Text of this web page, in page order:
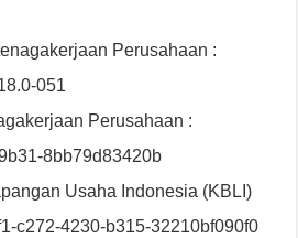
Perusahaan :
051
Perusahaan :
8bb79d83420b
Usaha Indonesia (KBLI)
c272-4230-b315-32210bf090f0